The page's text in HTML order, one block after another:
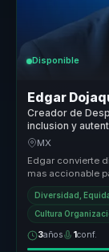
Disponible
Edgar
Creador de
inclusion y
trabajo.
MX
Edgar convierte
mas accionable
conversaciones
Diversidad,
Cultura
3años 1conf.